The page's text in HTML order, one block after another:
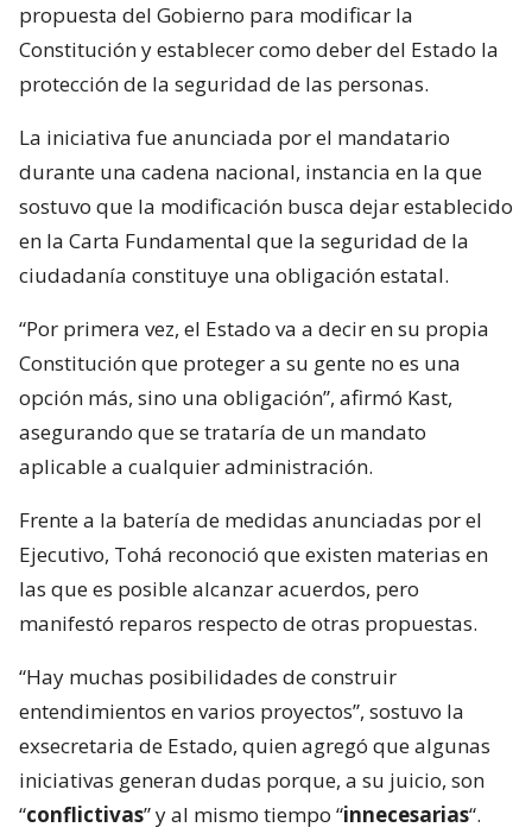
propuesta del Gobierno para modificar la
Constitución y establecer como deber del Estado la
protección de la seguridad de las personas.
La iniciativa fue anunciada por el mandatario
durante una cadena nacional, instancia en la que
sostuvo que la modificación busca dejar establecido
en la Carta Fundamental que la seguridad de la
ciudadanía constituye una obligación estatal.
“Por primera vez, el Estado va a decir en su propia
Constitución que proteger a su gente no es una
opción más, sino una obligación”, afirmó Kast,
asegurando que se trataría de un mandato
aplicable a cualquier administración.
Frente a la batería de medidas anunciadas por el
Ejecutivo, Tohá reconoció que existen materias en
las que es posible alcanzar acuerdos, pero
manifestó reparos respecto de otras propuestas.
“Hay muchas posibilidades de construir
entendimientos en varios proyectos”, sostuvo la
exsecretaria de Estado, quien agregó que algunas
iniciativas generan dudas porque, a su juicio, son
“conflictivas” y al mismo tiempo “innecesarias“.